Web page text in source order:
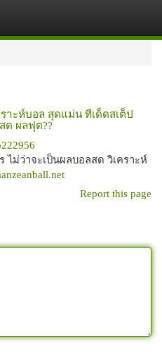
าะห์บอล สุดแม่น ทีเด็ดสเต็ป
ด ผลฟุต??
ม่ว่าจะเป็นผลบอลสด วิเคราะห์
Report this page